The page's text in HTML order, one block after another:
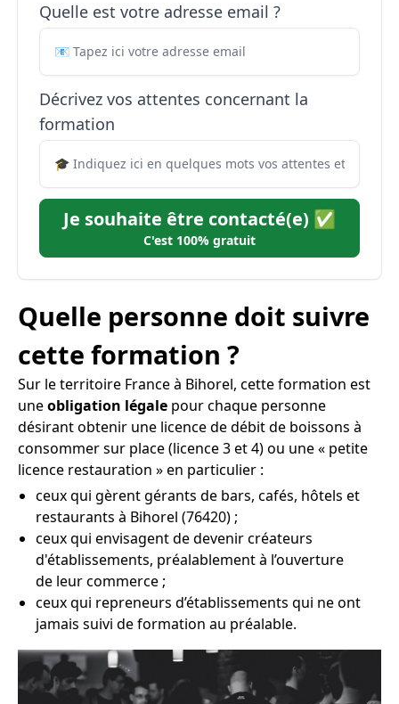
Quelle est votre adresse email ?
Décrivez vos attentes concernant la
formation
Je souhaite être contacté(e) ✅
C'est 100% gratuit
Quelle personne doit suivre
cette formation ?
Sur le territoire France à Bihorel, cette formation est
uneobligation légale pour chaque personne
désirant obtenir une licence de débit de boissons à
consommer sur place (licence 3 et 4) ou une « petite
licence restauration » en particulier :
ceux qui gèrent gérants de bars, cafés, hôtels et
restaurants à Bihorel (76420) ;
ceux qui envisagent de devenir créateurs
d'établissements, préalablement à l’ouverture
de leur commerce ;
ceux qui repreneurs d’établissements qui ne ont
jamais suivi de formation au préalable.